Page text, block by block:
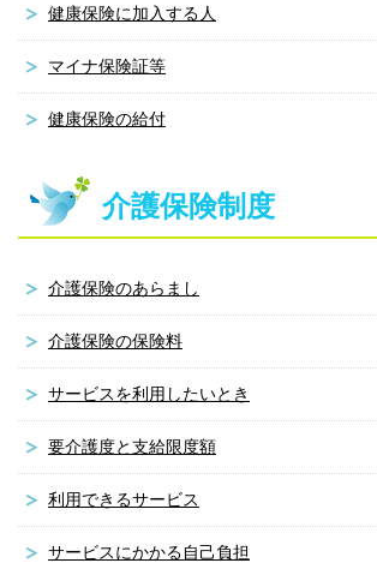
健康保険に加入する人
マイナ保険証等
健康保険の給付
介護保険制度
介護保険のあらまし
介護保険の保険料
サービスを利用したいとき
要介護度と支給限度額
利用できるサービス
サービスにかかる自己負担